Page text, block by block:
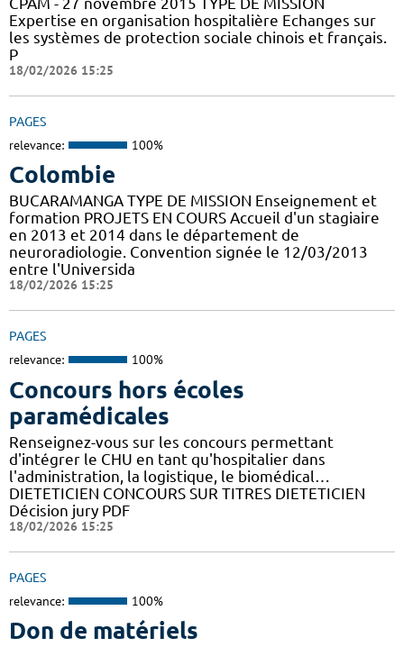
Expertise en organisation hospitalière Echanges sur
les systèmes de protection sociale chinois et français.
P
18/02/2026 15:25
PAGES
relevance: 100%
Colombie
BUCARAMANGA TYPE DE MISSION Enseignement et
formation PROJETS EN COURS Accueil d'un stagiaire
en 2013 et 2014 dans le département de
neuroradiologie. Convention signée le 12/03/2013
entre l'Universida
18/02/2026 15:25
PAGES
relevance: 100%
Concours hors écoles
paramédicales
Renseignez-vous sur les concours permettant
d'intégrer le CHU en tant qu'hospitalier dans
l'administration, la logistique, le biomédical…
DIETETICIEN CONCOURS SUR TITRES DIETETICIEN
Décision jury PDF
18/02/2026 15:25
PAGES
relevance: 100%
Don de matériels